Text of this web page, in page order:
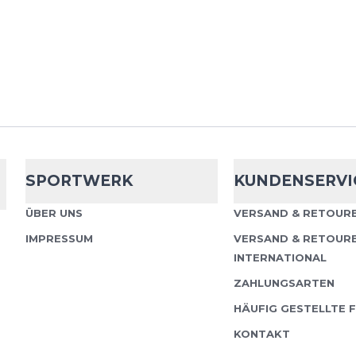
Support
leichte, wohltuende
des Knies während
schützt vor Überl...
SPORTWERK
ÜBER UNS
IMPRESSUM
VERSAND &
VERSAND &
INTERNATIONAL
ZAHLUNGSARTEN
HÄUFIG GESTELLTE
KONTAKT